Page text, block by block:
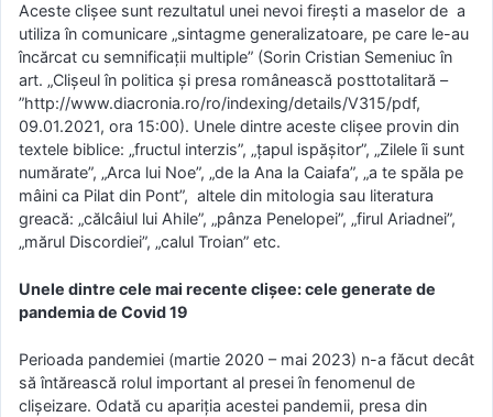
Aceste clișee sunt rezultatul unei nevoi firești a maselor de a
utiliza în comunicare „sintagme generalizatoare, pe care le-au
încărcat cu semnificații multiple” (Sorin Cristian Semeniuc în
art. „Clișeul în politica și presa românească posttotalitară –
”http://www.diacronia.ro/ro/indexing/details/V315/pdf,
09.01.2021, ora 15:00). Unele dintre aceste clișee provin din
textele biblice: „fructul interzis”, „țapul ispășitor”, „Zilele îi sunt
numărate”, „Arca lui Noe”, „de la Ana la Caiafa”, „a te spăla pe
mâini ca Pilat din Pont”, altele din mitologia sau literatura
greacă: „călcâiul lui Ahile”, „pânza Penelopei”, „firul Ariadnei”,
„mărul Discordiei”, „calul Troian” etc.
Unele dintre cele mai recente clișee: cele generate de
pandemia de Covid 19
Perioada pandemiei (martie 2020 – mai 2023) n-a făcut decât
să întărească rolul important al presei în fenomenul de
clișeizare. Odată cu apariția acestei pandemii, presa din